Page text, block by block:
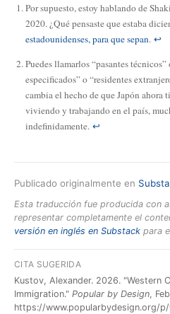
Por supuesto, estoy hablando de
2020. ¿Qué pensaste que estaba
estadounidenses, para que sepan. ↩
Puedes llamarlos “pasantes
especificados” o “residentes
cambia el hecho de que Japón ahora
viviendo y trabajando en el país,
indefinidamente. ↩
Publicado originalmente en
Esta traducción fue producida con
representar completamente el
versión en inglés en Substack para
CITA SUGERIDA
Kustov, Alexander. 2026. "Western
Immigration." Popular by Design,
https://www.popularbydesign.org/